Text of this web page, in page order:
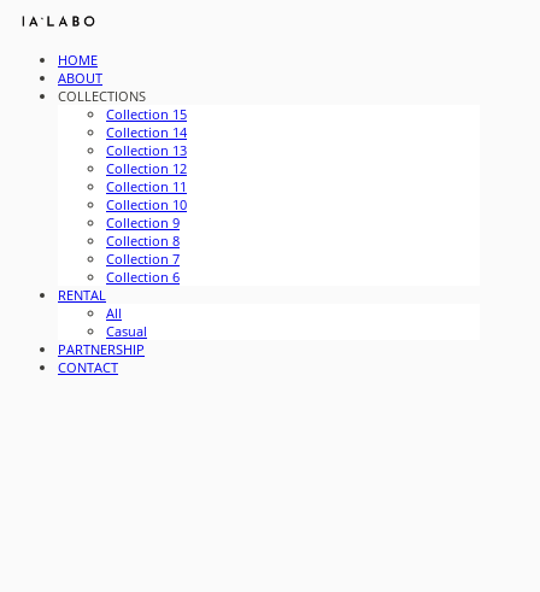
HOME
ABOUT
COLLECTIONS
Collection 15
Collection 14
Collection 13
Collection 12
Collection 11
Collection 10
Collection 9
Collection 8
Collection 7
Collection 6
RENTAL
All
Casual
PARTNERSHIP
CONTACT